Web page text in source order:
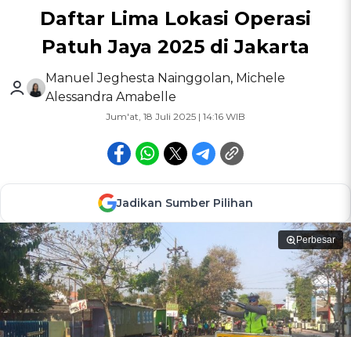
Daftar Lima Lokasi Operasi
Patuh Jaya 2025 di Jakarta
Manuel Jeghesta Nainggolan, Michele
Alessandra Amabelle
Jum'at, 18 Juli 2025 | 14:16 WIB
Jadikan Sumber Pilihan
Perbesar